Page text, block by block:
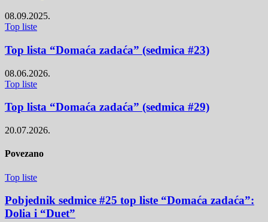
08.09.2025.
Top liste
Top lista “Domaća zadaća” (sedmica #23)
08.06.2026.
Top liste
Top lista “Domaća zadaća” (sedmica #29)
20.07.2026.
Povezano
Top liste
Pobjednik sedmice #25 top liste “Domaća zadaća”:
Dolia i “Duet”